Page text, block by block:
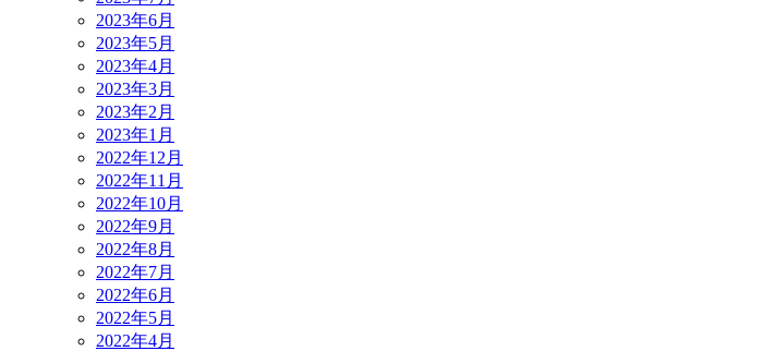
2023年6月
2023年5月
2023年4月
2023年3月
2023年2月
2023年1月
2022年12月
2022年11月
2022年10月
2022年9月
2022年8月
2022年7月
2022年6月
2022年5月
2022年4月